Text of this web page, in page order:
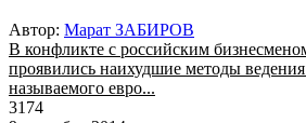
Автор: Марат ЗАБИРОВ
В конфликте с российским
проявились наихудшие методы
называемого евро...
3174